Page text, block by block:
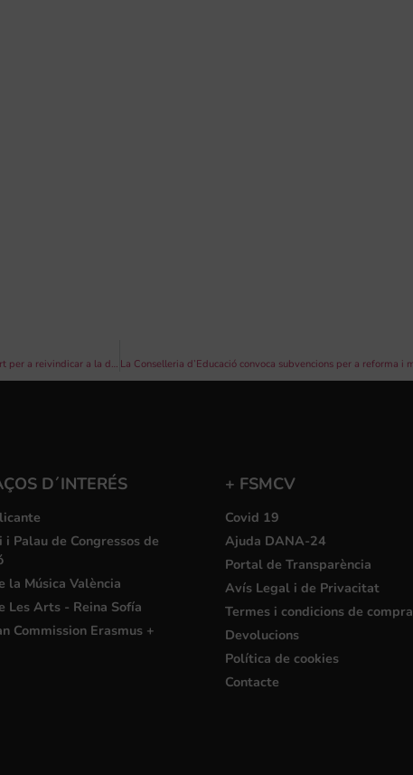
La Banda de Dones de la FSMCV i la Diputació de València s’uneixen en un concert per a reivindicar a la dona en la música
D´INTERÉS
Palau de Congressos de
la Música València
Les Arts - Reina Sofía
Commission Erasmus +
+ FSMCV
Covid 19
Ajuda DANA-24
Portal de Transparència
Avís Legal i de Privacitat
Termes i condicions de compra
Devolucions
Política de cookies
Contacte